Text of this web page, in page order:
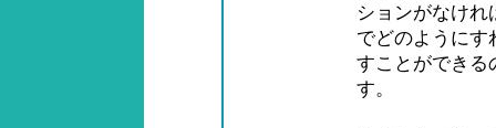
ションがなけ
でどのようにす
すことができる
す。